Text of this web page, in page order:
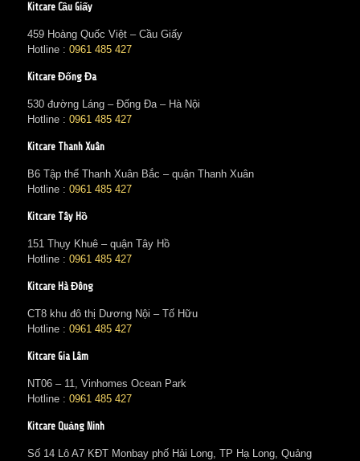
Kitcare Cầu Giấy
459 Hoàng Quốc Việt – Cầu Giấy
Hotline : 0961 485 427
Kitcare Đống Đa
530 đường Láng – Đống Đa – Hà Nội
Hotline : 0961 485 427
Kitcare Thanh Xuân
B6 Tập thể Thanh Xuân Bắc – quận Thanh Xuân
Hotline : 0961 485 427
Kitcare Tây Hồ
151 Thụy Khuê – quận Tây Hồ
Hotline : 0961 485 427
Kitcare Hà Đông
CT8 khu đô thị Dương Nội – Tố Hữu
Hotline : 0961 485 427
Kitcare Gia Lâm
NT06 – 11, Vinhomes Ocean Park
Hotline : 0961 485 427
Kitcare Quảng Ninh
Số 14 Lô A7 KĐT Monbay phố Hải Long, TP Hạ Long, Quảng